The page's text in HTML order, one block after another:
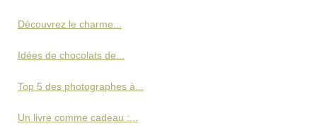
Découvrez le charme...
Idées de chocolats de...
Top 5 des photographes à...
Un livre comme cadeau :...